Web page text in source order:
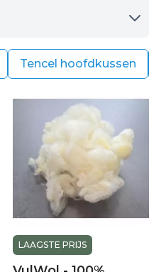
dat u een nieuw
maar eventueel
website.n.
Tencel hoofdkussen
LAAGSTE PRIJS